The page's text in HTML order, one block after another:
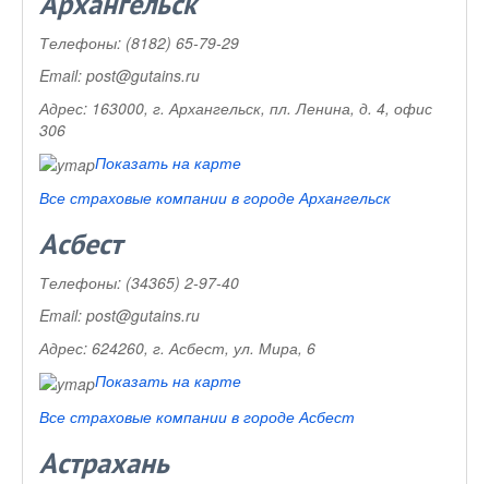
Телефоны: (8182) 65-79-29
Email: post@gutains.ru
Адрес: 163000, г. Архангельск, пл. Ленина, д. 4, офис
306
Показать на карте
Все страховые компании в городе Архангельск
Асбест
Телефоны: (34365) 2-97-40
Email: post@gutains.ru
Адрес: 624260, г. Асбест, ул. Мира, 6
Показать на карте
Все страховые компании в городе Асбест
Астрахань